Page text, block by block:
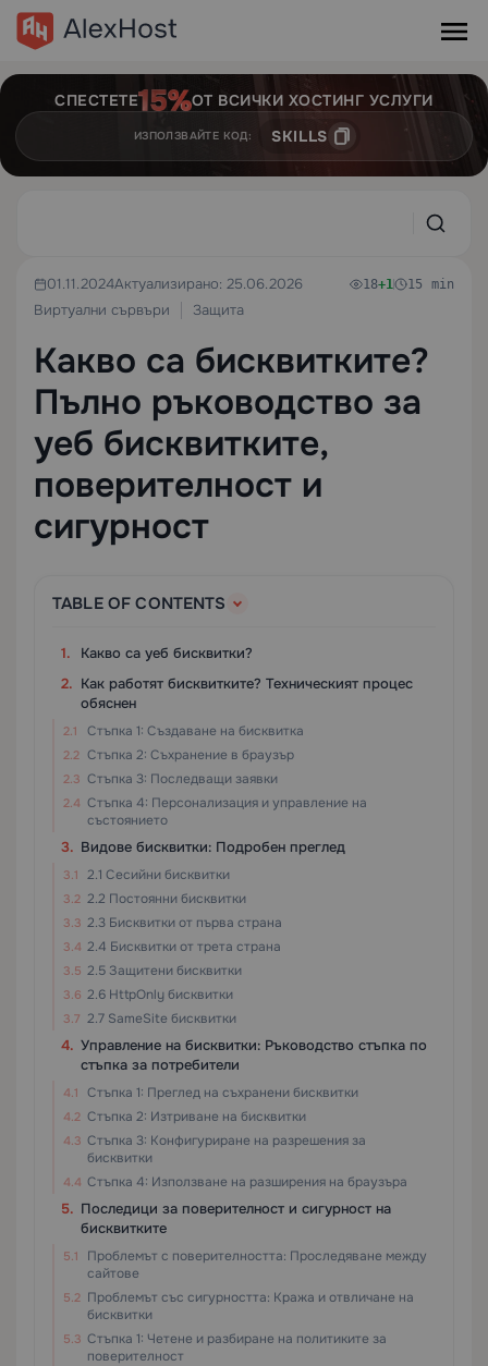
СПЕСТЕТЕ ОТ ВСИЧКИ ХОСТИНГ УСЛУГИ
ИЗПОЛЗВАЙТЕ КОД: SKILLS
01.11.2024Актуализирано: 25.06.2026
Виртуални сървъри
Защита
18+1 15 min
Какво са бисквитките?
Пълно ръководство за
уеб бисквитките,
поверителност и
сигурност
TABLE OF CONTENTS
Какво са уеб бисквитки?
Как работят бисквитките? Техническият процес
обяснен
Стъпка 1: Създаване на бисквитка
Стъпка 2: Съхранение в браузър
Стъпка 3: Последващи заявки
Стъпка 4: Персонализация и управление на
състоянието
Видове бисквитки: Подробен преглед
2.1 Сесийни бисквитки
2.2 Постоянни бисквитки
2.3 Бисквитки от първа страна
2.4 Бисквитки от трета страна
2.5 Защитени бисквитки
2.6 HttpOnly бисквитки
2.7 SameSite бисквитки
Управление на бисквитки: Ръководство стъпка по
стъпка за потребители
Стъпка 1: Преглед на съхранени бисквитки
Стъпка 2: Изтриване на бисквитки
Стъпка 3: Конфигуриране на разрешения за
бисквитки
Стъпка 4: Използване на разширения на браузъра
Последици за поверителност и сигурност на
бисквитките
Проблемът с поверителността: Проследяване между
сайтове
Проблемът със сигурността: Кража и отвличане на
бисквитки
Стъпка 1: Четене и разбиране на политиките за
поверителност